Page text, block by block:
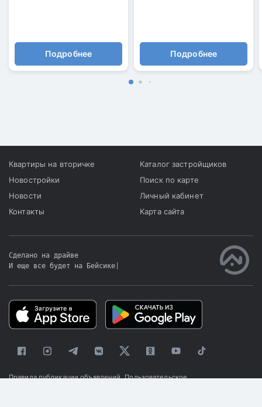
Подробнее Подробнее
Квартиры на вторичке
Новостройки
Новости
Контакты
Каталог застройщиков
Поиск по карте
Личный кабинет
Карта сайта
Сделано на драйве
И еще все будет на Бейсике
Правила публикации объявлений Пользовательское